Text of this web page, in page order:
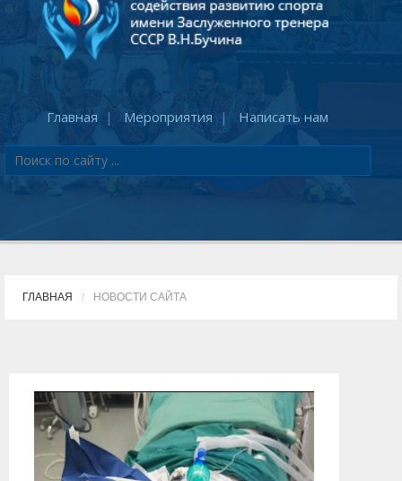
Главная Мероприятия Написать нам
ГЛАВНАЯ НОВОСТИ САЙТА